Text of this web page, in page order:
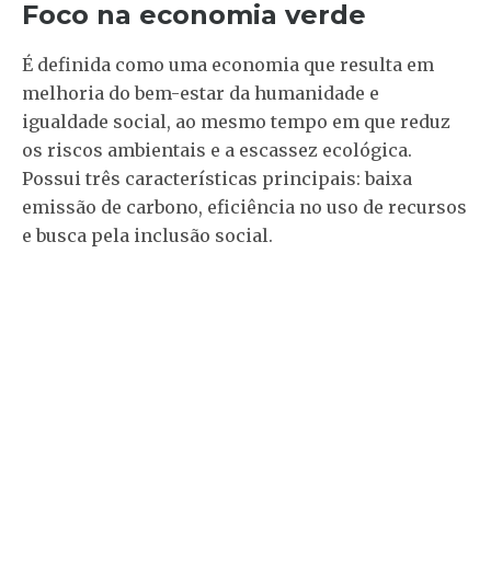
Foco na economia verde
É definida como uma economia que resulta em
melhoria do bem-estar da humanidade e
igualdade social, ao mesmo tempo em que reduz
os riscos ambientais e a escassez ecológica.
Possui três características principais: baixa
emissão de carbono, eficiência no uso de recursos
e busca pela inclusão social.